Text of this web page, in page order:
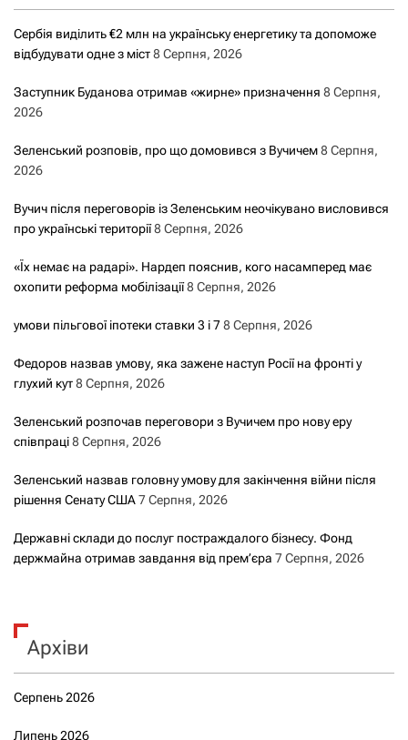
Сербія виділить €2 млн на українську енергетику та допоможе
відбудувати одне з міст8 Серпня, 2026
Заступник Буданова отримав «жирне» призначення 8 Серпня,
2026
Зеленський розповів, про що домовився з Вучичем8 Серпня,
2026
Вучич після переговорів із Зеленським неочікувано висловився
про українські території8 Серпня, 2026
«Їх немає на радарі». Нардеп пояснив, кого насамперед має
охопити реформа мобілізації8 Серпня, 2026
умови пільгової іпотеки ставки 3 і 78 Серпня, 2026
Федоров назвав умову, яка зажене наступ Росії на фронті у
глухий кут8 Серпня, 2026
Зеленський розпочав переговори з Вучичем про нову еру
співпраці8 Серпня, 2026
Зеленський назвав головну умову для закінчення війни після
рішення Сенату США7 Серпня, 2026
Державні склади до послуг постраждалого бізнесу. Фонд
держмайна отримав завдання від прем’єра 7 Серпня, 2026
Архіви
Серпень 2026
Липень 2026